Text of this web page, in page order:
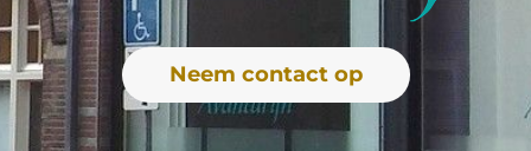
Neem contact op